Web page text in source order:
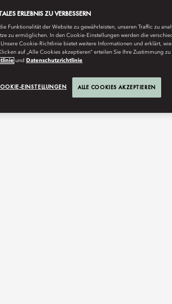
ERLEBNIS ZU VERBESSERN
Funktionalität der Website zu gewährleisten, unseren Traffic zu
zu ermöglichen. In den Cookie-Einstellungen werden die
Cookie-Richtlinie bietet weitere Informationen und erklärt,
auf „Alle Cookies akzeptieren“ erteilen Sie Ihre Zustimmung zu
und Datenschutzrichtlinie
EINSTELLUNGEN ALLE COOKIES AKZEPTIEREN